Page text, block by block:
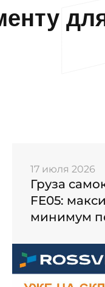
17 июля 2026
Груза
FE05:
минимум